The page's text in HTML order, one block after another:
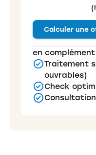
Calculer une
en complément
Traitement
ouvrables)
Check